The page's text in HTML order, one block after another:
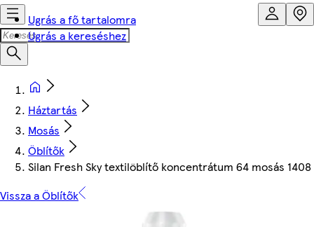
Ugrás a fő tartalomra
Ugrás a kereséshez
Háztartás
Mosás
Öblítők
Silan Fresh Sky textilöblítő koncentrátum 64 mosás
Vissza a Öblítők